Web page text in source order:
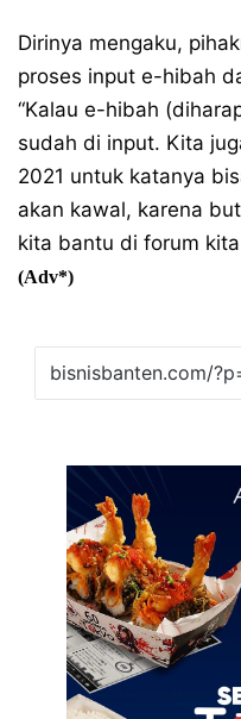
Dirinya mengaku,
proses input e-hibah
“Kalau e-hibah
sudah di input. Kita
2021 untuk katanya
akan kawal, karena
kita bantu di forum
(Adv*)